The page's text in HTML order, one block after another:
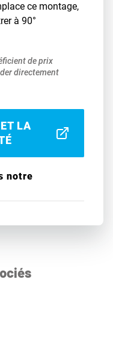
ce montage,
à 90°
de prix
directement
LA
notre